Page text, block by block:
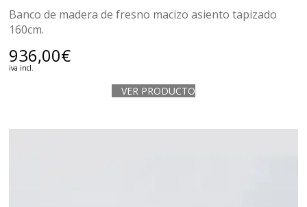
Banco de madera de fresno macizo asiento tapizado
160cm.
936,00€
iva incl.
VER PRODUCTO